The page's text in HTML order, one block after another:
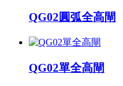
QG02圓弧全高閘
QG02單全高閘